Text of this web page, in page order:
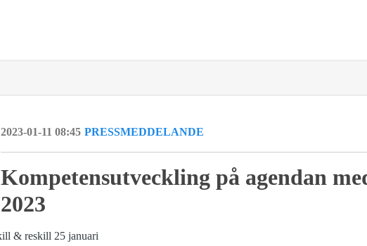
2023-01-11 08:45 PRESSMEDDELANDE
Kompetensutveckling på agendan
2023